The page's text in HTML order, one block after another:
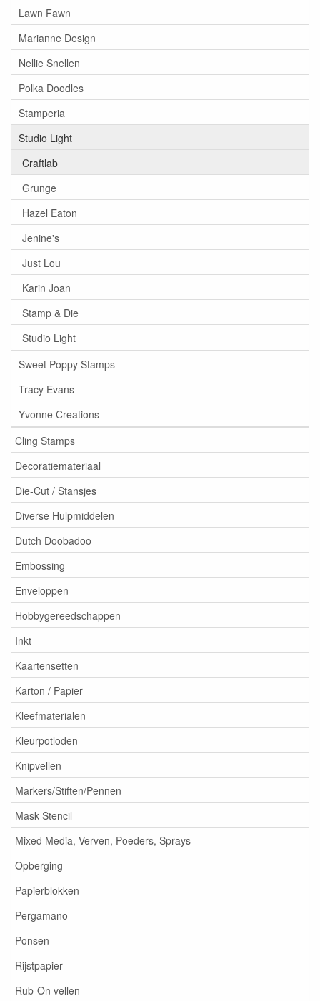
Lawn Fawn
Marianne Design
Nellie Snellen
Polka Doodles
Stamperia
Studio Light
Craftlab
Grunge
Hazel Eaton
Jenine's
Just Lou
Karin Joan
Stamp & Die
Studio Light
Sweet Poppy Stamps
Tracy Evans
Yvonne Creations
Cling Stamps
Decoratiemateriaal
Die-Cut / Stansjes
Diverse Hulpmiddelen
Dutch Doobadoo
Embossing
Enveloppen
Hobbygereedschappen
Inkt
Kaartensetten
Karton / Papier
Kleefmaterialen
Kleurpotloden
Knipvellen
Markers/Stiften/Pennen
Mask Stencil
Mixed Media, Verven, Poeders, Sprays
Opberging
Papierblokken
Pergamano
Ponsen
Rijstpapier
Rub-On vellen